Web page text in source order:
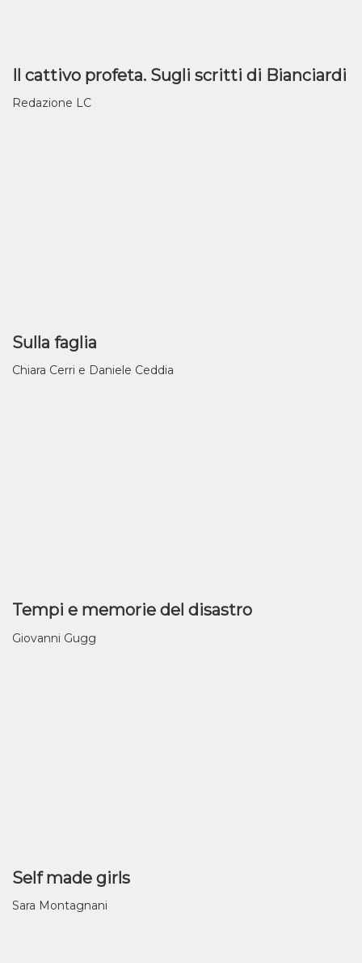
Il cattivo profeta. Sugli scritti di Bianciardi
Redazione LC
Sulla faglia
Chiara Cerri e Daniele Ceddia
Tempi e memorie del disastro
Giovanni Gugg
Self made girls
Sara Montagnani